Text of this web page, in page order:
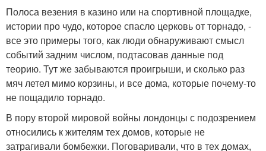
Полоса везения в казино или на спортивной площадке,
истории про чудо, которое спасло церковь от торнадо, -
все это примеры того, как люди обнаруживают смысл
событий задним числом, подтасовав данные под
теорию. Тут же забываются проигрыши, и сколько раз
мяч летел мимо корзины, и все дома, которые почему-то
не пощадило торнадо.
В пору второй мировой войны лондонцы с подозрением
относились к жителям тех домов, которые не
затрагивали бомбежки. Поговаривали, что в тех домах,